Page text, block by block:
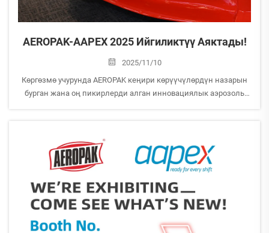
AEROPAK-AAPEX 2025 Ийгиликтүү Аяктады!
2025/11/10
Көргөзмө учурунда AEROPAK кеңири көрүүчүлөрдүн назарын
бурган жана оң пикирлерди алган инновациялык аэрозоль